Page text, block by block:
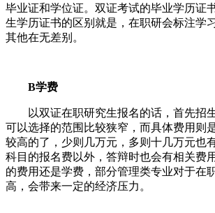
毕业证和学位证。双证考试的毕业学历证
生学历证书的区别就是，在职研会标注学
其他在无差别。
B学费
以双证在职研究生报名的话，首先招
可以选择的范围比较狭窄，而具体费用则
较高的了，少则几万元，多则十几万元也
科目的报名费以外，答辩时也会有相关费
的费用还是学费，部分管理类专业对于在
高，会带来一定的经济压力。